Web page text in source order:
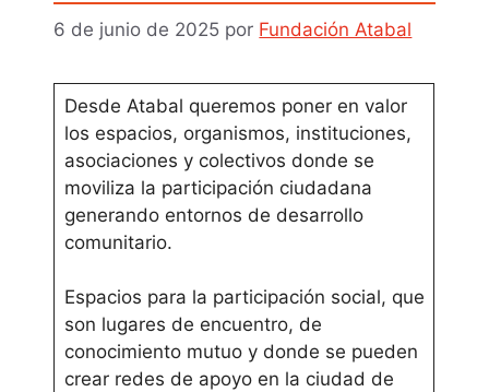
6 de junio de 2025 por Fundación Atabal
Desde Atabal queremos poner en valor
los espacios, organismos, instituciones,
asociaciones y colectivos donde se
moviliza la participación ciudadana
generando entornos de desarrollo
comunitario.
Espacios para la participación social, que
son lugares de encuentro, de
conocimiento mutuo y donde se pueden
crear redes de apoyo en la ciudad de